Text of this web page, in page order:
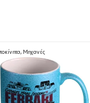
Μηχανές